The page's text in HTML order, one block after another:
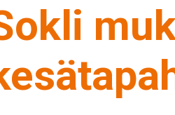
Sponsorointi